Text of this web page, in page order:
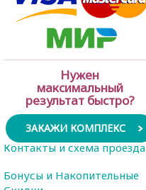
Нужен
максимальный
результат быстро?
ЗАКАЖИ КОМПЛЕКС
Контакты и схема проезда
Бонусы и Накопительные